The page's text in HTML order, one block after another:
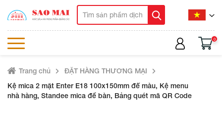
0
Trang chủ
ĐẶT HÀNG THƯƠNG MẠI
Kệ mica 2 mặt Enter E18 100x150mm đế màu, Kệ menu
nhà hàng, Standee mica để bàn, Bảng quét mã QR Code